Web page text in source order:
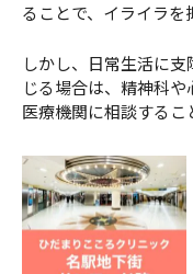
ることで、イライラを
しかし、日常生活に
じる場合は、精神科
医療機関に相談するこ